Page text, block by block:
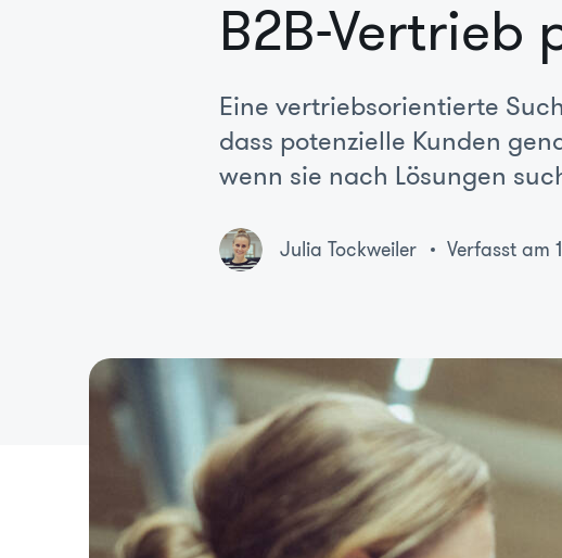
B2B-Vertrieb
Eine vertriebsorientierte
dass potenzielle Kunden
wenn sie nach Lösungen
Julia Tockweiler Verfasst am